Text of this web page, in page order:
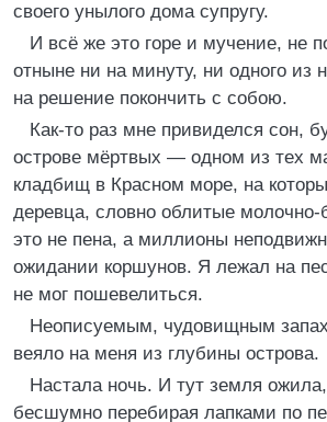
своего унылого дома супругу.
И всё же это горе и мучение, не
отныне ни на минуту, ни одного из
на решение покончить с собою.
Как-то раз мне привиделся сон,
острове мёртвых — одном из тех
кладбищ в Красном море, на
деревца, словно облитые
это не пена, а миллионы
ожидании коршунов. Я лежал на
не мог пошевелиться.
Неописуемым, чудовищным
веяло на меня из глубины острова.
Настала ночь. И тут земля
бесшумно перебирая лапками по